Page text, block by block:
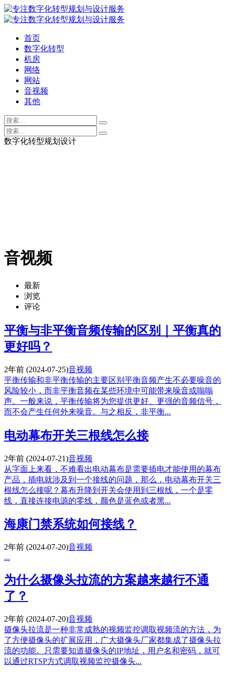
首页
数字化转型
机房
网络
网站
音视频
其他
数字化转型规划设计
音视频
最新
浏览
评论
平衡与非平衡音频传输的区别｜平衡真的
更好吗？
2年前 (2024-07-25)音视频
平衡传输和非平衡传输的主要区别平衡音频产生不必要噪音的
风险较小，而非平衡音频在某些环境中可能带来噪音或嗡嗡
声。一般来说，平衡传输将为您提供更好、更强的音频信号，
而不会产生任何外来噪音。与之相反，非平衡...
电动幕布开关三根线怎么接
2年前 (2024-07-21)音视频
从字面上来看，不难看出电动幕布是需要插电才能使用的幕布
产品，插电就涉及到一个接线的问题，那么，电动幕布开关三
根线怎么接呢？幕布升降到开关会使用到三根线，一个是零
线，直接连接电源的零线，颜色是蓝色或者黑...
海康门禁系统如何接线？
2年前 (2024-07-20)音视频
...
为什么摄像头拉流的方案越来越行不通
了？
2年前 (2024-07-20)音视频
摄像头拉流是一种非常成熟的视频监控调取视频流的方法，为
了方便摄像头的扩展应用，广大摄像头厂家都集成了摄像头拉
流的功能。只需要知道摄像头的IP地址，用户名和密码，就可
以通过RTSP方式调取视频监控摄像头...